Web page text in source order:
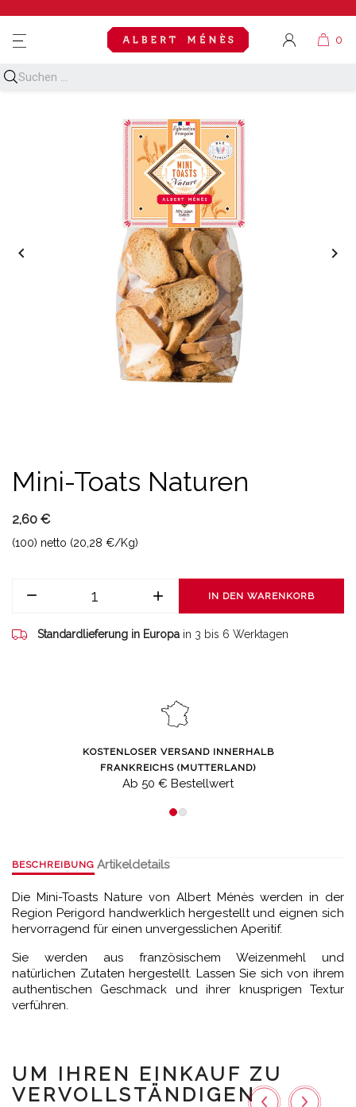
MENU
 
Mini-Toats Naturen
2,60 €
(100) netto (20,28 €/Kg)
IN DEN WARENKORB
Standardlieferung in Europa in 3 bis 6 Werktagen
KOSTENLOSER VERSAND INNERHALB
FRANKREICHS (MUTTERLAND)
Ab 50 € Bestellwert
BESCHREIBUNG Artikeldetails
Die Mini-Toasts Nature von Albert Ménès werden in der
Region Perigord handwerklich hergestellt und eignen sich
hervorragend für einen unvergesslichen Aperitif.
Sie werden aus französischem Weizenmehl und
natürlichen Zutaten hergestellt. Lassen Sie sich von ihrem
authentischen Geschmack und ihrer knusprigen Textur
verführen.
UM IHREN EINKAUF ZU
VERVOLLSTÄNDIGEN